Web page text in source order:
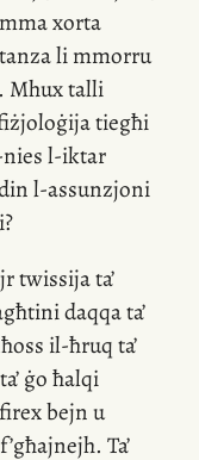
xorta
li mmorru
Mhux talli
tiegħi
l-iktar
l-assunzjoni
twissija ta’
daqqa ta’
il-ħruqta’
ġo ħalqi
bejn u
Ta’